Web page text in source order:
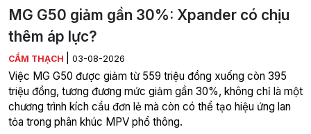
MG G50 giảm gần 30%: Xpander có chịu
thêm áp lực?
CẨM THẠCH 03-08-2026
Việc MG G50 được giảm từ 559 triệu đồng xuống còn 395
triệu đồng, tương đương mức giảm gần 30%, không chỉ là một
chương trình kích cầu đơn lẻ mà còn có thể tạo hiệu ứng lan
tỏa trong phân khúc MPV phổ thông.